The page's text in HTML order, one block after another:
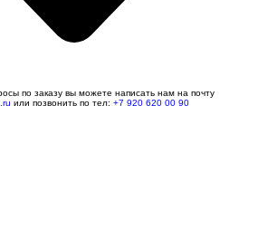
по заказу вы можете написать нам на почту
или позвонить по тел: +7 920 620 00 90